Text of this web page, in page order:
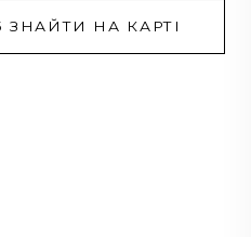
НА КАРТІ